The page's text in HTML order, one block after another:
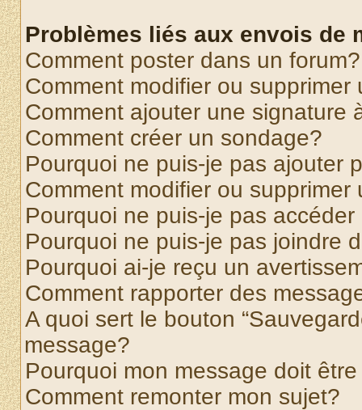
Problèmes liés aux envois de
Comment poster dans un forum?
Comment modifier ou supprimer
Comment ajouter une signature
Comment créer un sondage?
Pourquoi ne puis-je pas ajouter
Comment modifier ou supprimer
Pourquoi ne puis-je pas
Pourquoi ne puis-je pas joindre
Pourquoi ai-je reçu un
Comment rapporter des
A quoi sert le bouton
message?
Pourquoi mon message doit
Comment remonter mon sujet?